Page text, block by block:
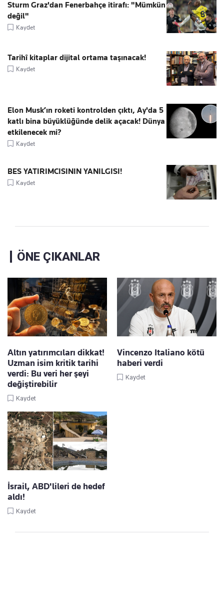
Sturm Graz'dan Fenerbahçe itirafı: "Mümkün
değil"
Kaydet
Tarihî kitaplar dijital ortama taşınacak!
Kaydet
Elon Musk’ın roketi kontrolden çıktı, Ay'da 5
katlı bina büyüklüğünde delik açacak! Dünya
etkilenecek mi?
Kaydet
BES YATIRIMCISININ YANILGISI!
Kaydet
ÖNE ÇIKANLAR
Altın yatırımcıları dikkat!
Uzman isim kritik tarihi
verdi: Bu veri her şeyi
değiştirebilir
Kaydet
Vincenzo Italiano kötü
haberi verdi
Kaydet
İsrail, ABD'lileri de hedef
aldı!
Kaydet